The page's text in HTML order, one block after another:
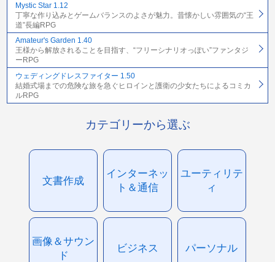
Mystic Star 1.12
丁寧な作り込みとゲームバランスのよさが魅力。昔懐かしい雰囲気の“王
道”長編RPG
Amateur's Garden 1.40
王様から解放されることを目指す、“フリーシナリオっぽい”ファンタジ
ーRPG
ウェディングドレスファイター 1.50
結婚式場までの危険な旅を急ぐヒロインと護衛の少女たちによるコミカ
ルRPG
カテゴリーから選ぶ
文書作成
インターネッ
ト＆通信
ユーティリテ
ィ
画像＆サウン
ド
ビジネス パーソナル